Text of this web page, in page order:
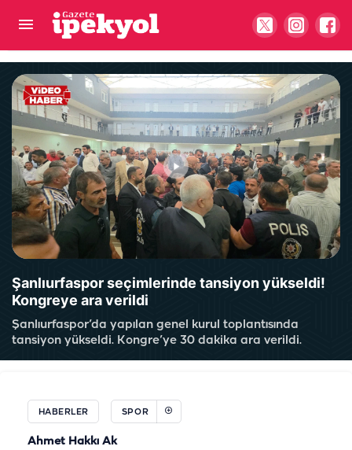
Şanlıurfaspor seçimlerinde tansiyon yükseldi!
Kongreye ara verildi
Şanlıurfaspor’da yapılan genel kurul toplantısında
tansiyon yükseldi. Kongre’ye 30 dakika ara verildi.
HABERLER SPOR
Ahmet Hakkı Ak
Şanlıurfaspor'da bir imza daha: Orta sahaya genç
takviye